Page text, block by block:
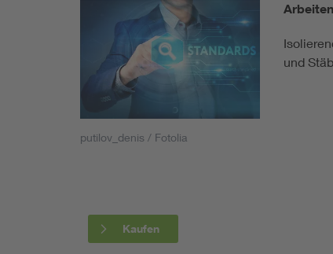
Digital Security
Energy
Mobility
putilov_denis / Fotolia
und
Kaufen